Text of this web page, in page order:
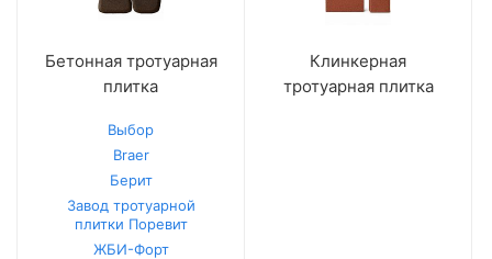
Бетонная тротуарная
плитка
Выбор
Braer
Берит
Завод тротуарной
плитки Поревит
ЖБИ-Форт
Клинкерная
тротуарная плитка